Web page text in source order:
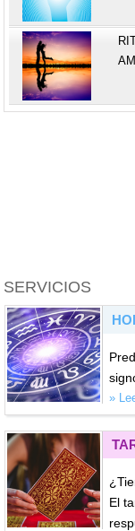
SERVICIOS
»
El